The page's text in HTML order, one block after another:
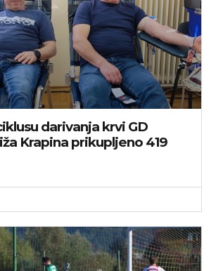
darivanja krvi GD
Krapina prikupljeno 419